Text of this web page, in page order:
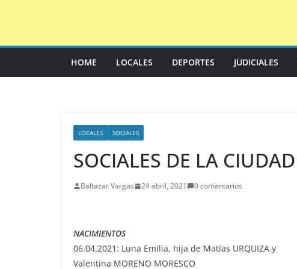
HOME LOCALES DEPORTES JUDICIALES
LOCALES SOCIALES
SOCIALES DE LA CIUDAD
Baltazar Vargas 24 abril, 2021 0 comentarios
NACIMIENTOS
06.04.2021: Luna Emilia, hija de Matías URQUIZA y
Valentina MORENO MORESCO